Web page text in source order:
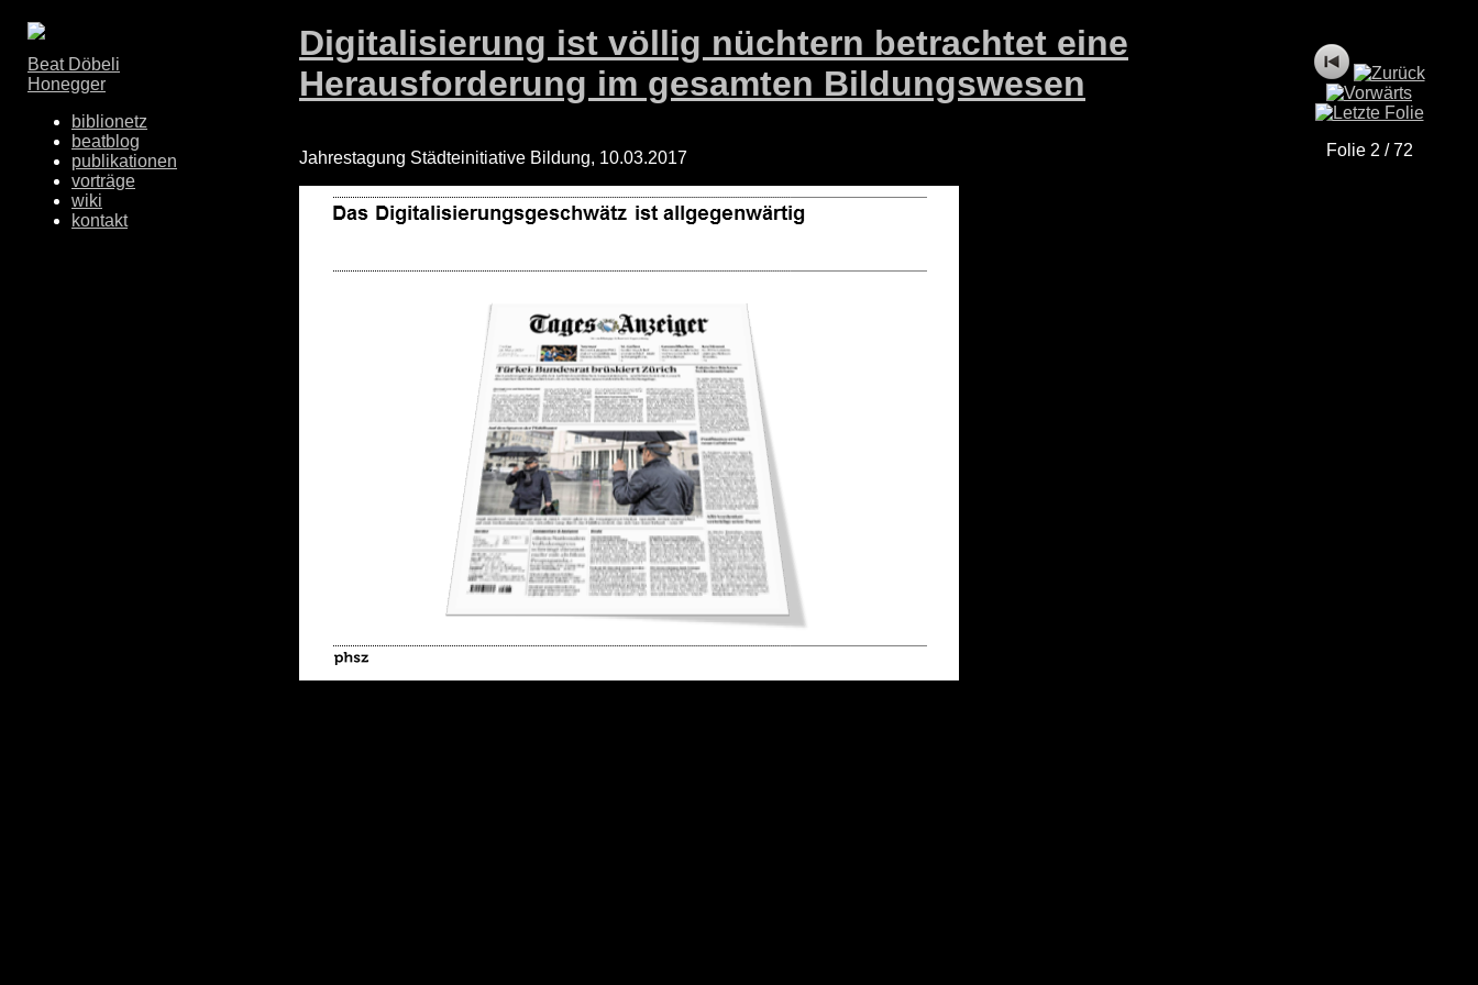
Folie 2 / 72
Digitalisierung ist völlig nüchtern betrachtet eine
Herausforderung im gesamten Bildungswesen
Jahrestagung Städteinitiative Bildung, 10.03.2017
Beat Döbeli
Honegger
biblionetz
beatblog
publikationen
vorträge
wiki
kontakt